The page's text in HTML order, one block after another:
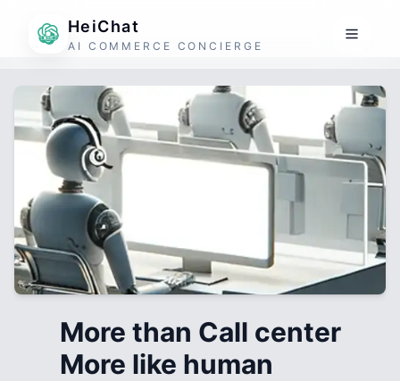
HeiChat
AI COMMERCE CONCIERGE
More than Call center
More like human